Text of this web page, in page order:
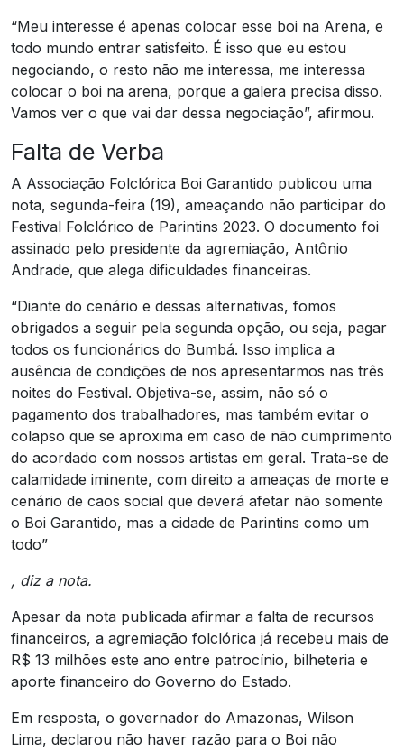
“Meu interesse é apenas colocar esse boi na Arena, e
todo mundo entrar satisfeito. É isso que eu estou
negociando, o resto não me interessa, me interessa
colocar o boi na arena, porque a galera precisa disso.
Vamos ver o que vai dar dessa negociação”, afirmou.
Falta de Verba
A Associação Folclórica Boi Garantido publicou uma
nota, segunda-feira (19), ameaçando não participar do
Festival Folclórico de Parintins 2023. O documento foi
assinado pelo presidente da agremiação, Antônio
Andrade, que alega dificuldades financeiras.
“Diante do cenário e dessas alternativas, fomos
obrigados a seguir pela segunda opção, ou seja, pagar
todos os funcionários do Bumbá. Isso implica a
ausência de condições de nos apresentarmos nas três
noites do Festival. Objetiva-se, assim, não só o
pagamento dos trabalhadores, mas também evitar o
colapso que se aproxima em caso de não cumprimento
do acordado com nossos artistas em geral. Trata-se de
calamidade iminente, com direito a ameaças de morte e
cenário de caos social que deverá afetar não somente
o Boi Garantido, mas a cidade de Parintins como um
todo”
, diz a nota.
Apesar da nota publicada afirmar a falta de recursos
financeiros, a agremiação folclórica já recebeu mais de
R$ 13 milhões este ano entre patrocínio, bilheteria e
aporte financeiro do Governo do Estado.
Em resposta, o governador do Amazonas, Wilson
Lima, declarou não haver razão para o Boi não